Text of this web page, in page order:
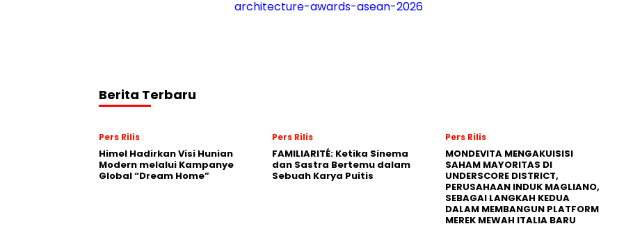
architecture-awards-asean-2026
Berita Terbaru
Pers Rilis
Himel Hadirkan Visi Hunian
Modern melalui Kampanye
Global “Dream Home”
Pers Rilis
FAMILIARITÉ: Ketika Sinema
dan Sastra Bertemu dalam
Sebuah Karya Puitis
Pers Rilis
MONDEVITA MENGAKUISISI
SAHAM MAYORITAS DI
UNDERSCORE DISTRICT,
PERUSAHAAN INDUK MAGLIANO,
SEBAGAI LANGKAH KEDUA
DALAM MEMBANGUN PLATFORM
MEREK MEWAH ITALIA BARU